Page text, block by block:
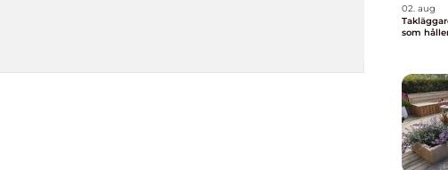
02. aug
Takläggare på
som